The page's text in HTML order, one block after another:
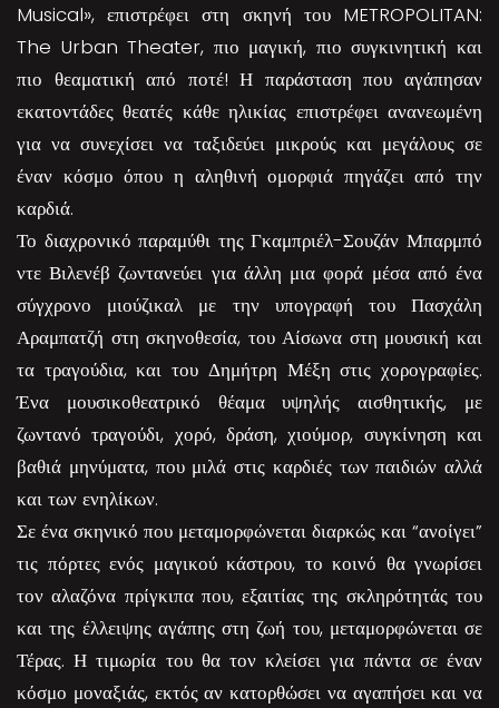
Musical», επιστρέφει στη σκηνή του METROPOLITAN:
The Urban Theater, πιο μαγική, πιο συγκινητική και
πιο θεαματική από ποτέ! Η παράσταση που αγάπησαν
εκατοντάδες θεατές κάθε ηλικίας επιστρέφει ανανεωμένη
για να συνεχίσει να ταξιδεύει μικρούς και μεγάλους σε
έναν κόσμο όπου η αληθινή ομορφιά πηγάζει από την
καρδιά.
Το διαχρονικό παραμύθι της Γκαμπριέλ-Σουζάν Μπαρμπό
ντε Βιλενέβ ζωντανεύει για άλλη μια φορά μέσα από ένα
σύγχρονο μιούζικαλ με την υπογραφή του Πασχάλη
Αραμπατζή στη σκηνοθεσία, του Αίσωνα στη μουσική και
τα τραγούδια, και του Δημήτρη Μέξη στις χορογραφίες.
Ένα μουσικοθεατρικό θέαμα υψηλής αισθητικής, με
ζωντανό τραγούδι, χορό, δράση, χιούμορ, συγκίνηση και
βαθιά μηνύματα, που μιλά στις καρδιές των παιδιών αλλά
και των ενηλίκων.
Σε ένα σκηνικό που μεταμορφώνεται διαρκώς και “ανοίγει”
τις πόρτες ενός μαγικού κάστρου, το κοινό θα γνωρίσει
τον αλαζόνα πρίγκιπα που, εξαιτίας της σκληρότητάς του
και της έλλειψης αγάπης στη ζωή του, μεταμορφώνεται σε
Τέρας. Η τιμωρία του θα τον κλείσει για πάντα σε έναν
κόσμο μοναξιάς, εκτός αν κατορθώσει να αγαπήσει και να